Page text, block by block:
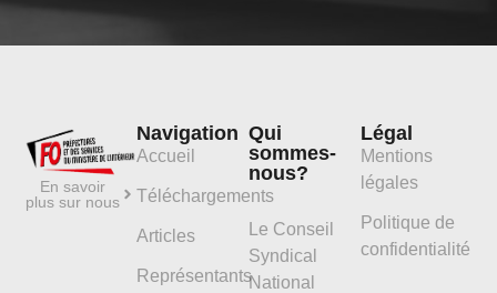
En savoir
plus sur nous
Navigation
Accueil
Téléchargements
Articles
Représentants
Qui
sommes-
nous?
Le Conseil
Syndical
National
Légal
Mentions
légales
Politique de
confidentialité